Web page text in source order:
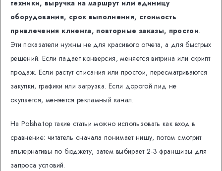
техники, выручка на маршрут или единицу
оборудования, срок выполнения, стоимость
привлечения клиента, повторные заказы, простои.
Эти показатели нужны не для красивого отчета, а для быстрых
решений. Если падает конверсия, меняется витрина или скрипт
продаж. Если растут списания или простои, пересматриваются
закупки, графики или загрузка. Если дорогой лид не
окупается, меняется рекламный канал.
На Polsha.top такие статьи можно использовать как вход в
сравнение: читатель сначала понимает нишу, потом смотрит
альтернативы по бюджету, затем выбирает 2-3 франшизы для
запроса условий.